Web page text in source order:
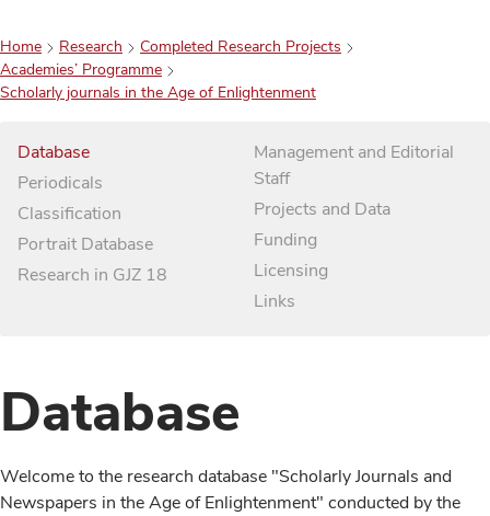
Home Research
Completed Research Projects
Academies’ Programme
Scholarly journals in the Age of Enlightenment
Database
Periodicals
Classification
Portrait Database
Research in GJZ 18
Management and Editorial
Staff
Projects and Data
Funding
Licensing
Links
Database
Welcome to the research database "Scholarly Journals and
Newspapers in the Age of Enlightenment" conducted by the